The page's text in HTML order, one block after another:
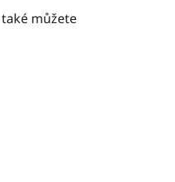
můžete